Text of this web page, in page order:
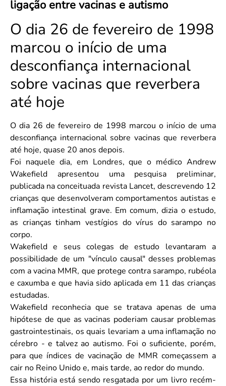
Convenção Coletiva 2025/2026 – Piso salarial Farmácias e Drogaria
Saúde Pública e Indígena
Calendário Eleitoral
Candidatos
Dúvidas Frequentes
Eleições Anteriores
ligação entre vacinas e autismo
O dia 26 de fevereiro de 1998
marcou o início de uma
desconfiança internacional
sobre vacinas que reverbera
até hoje
O dia 26 de fevereiro de 1998 marcou o início de uma
desconfiança internacional sobre vacinas que reverbera
até hoje, quase 20 anos depois.
Foi naquele dia, em Londres, que o médico Andrew
Wakefield apresentou uma pesquisa preliminar,
publicada na conceituada revista Lancet, descrevendo 12
crianças que desenvolveram comportamentos autistas e
inflamação intestinal grave. Em comum, dizia o estudo,
as crianças tinham vestígios do vírus do sarampo no
corpo.
Wakefield e seus colegas de estudo levantaram a
possibilidade de um "vínculo causal" desses problemas
com a vacina MMR, que protege contra sarampo, rubéola
e caxumba e que havia sido aplicada em 11 das crianças
estudadas.
Wakefield reconhecia que se tratava apenas de uma
hipótese de que as vacinas poderiam causar problemas
gastrointestinais, os quais levariam a uma inflamação no
cérebro - e talvez ao autismo. Foi o suficiente, porém,
para que índices de vacinação de MMR começassem a
cair no Reino Unido e, mais tarde, ao redor do mundo.
Essa história está sendo resgatada por um livro recém-